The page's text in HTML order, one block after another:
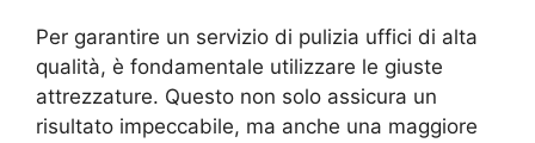
Per garantire un servizio di pulizia uffici di alta
qualità, è fondamentale utilizzare le giuste
attrezzature. Questo non solo assicura un
risultato impeccabile, ma anche una maggiore